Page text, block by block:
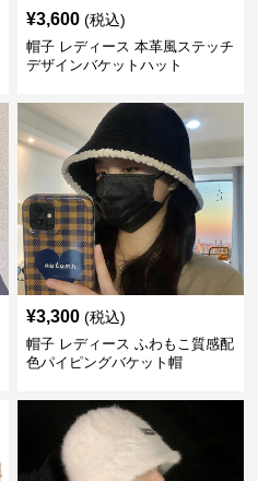
¥3,600 (税込)
帽子 レディース 本革風ステッチ
デザインバケットハット
¥3,300 (税込)
帽子 レディース ふわもこ質感配
色パイピングバケット帽